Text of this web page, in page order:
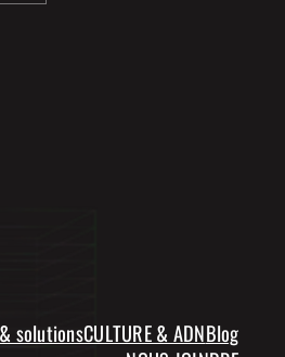
solutionsCULTURE & ADNBlog